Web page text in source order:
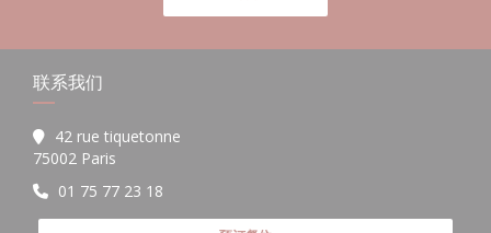
联系我们
42 rue tiquetonne
75002 Paris
01 75 77 23 18